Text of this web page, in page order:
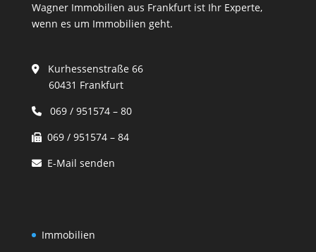
Wagner Immobilien aus Frankfurt ist Ihr Experte,
wenn es um Immobilien geht.
Kurhessenstraße 66
60431 Frankfurt
069 / 951574 – 80
069 / 951574 – 84
E-Mail senden
Immobilien